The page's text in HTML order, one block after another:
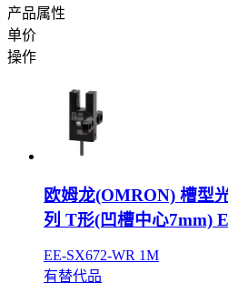
产品属性
单价
操作
欧姆龙(OMRON) 槽型
列 T形(凹槽中心7mm)
EE-SX672-WR 1M
有替代品